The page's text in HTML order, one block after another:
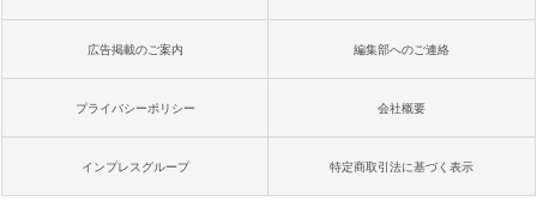
広告掲載のご案内 編集部へのご連絡
プライバシーポリシー 会社概要
インプレスグループ 特定商取引法に基づく表示